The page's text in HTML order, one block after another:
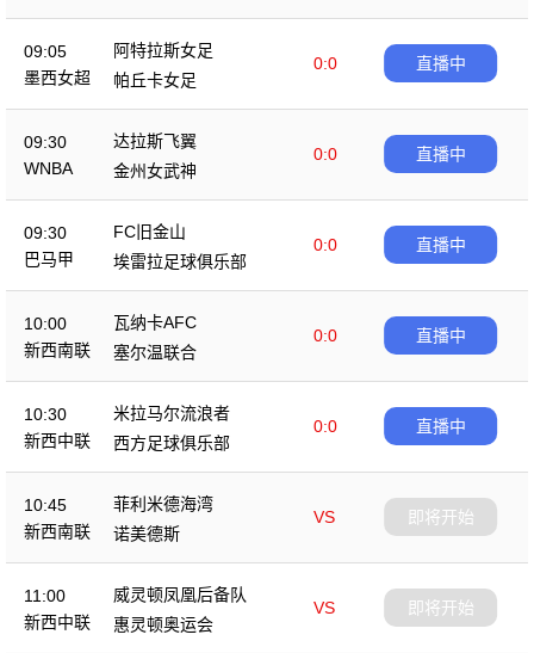
09:05
墨西女超
阿特拉斯女足
0:0
帕丘卡女足
直播中
09:30
WNBA
达拉斯飞翼
0:0
金州女武神
直播中
09:30
巴马甲
FC旧金山
0:0
埃雷拉足球俱乐部
直播中
10:00
新西南联
瓦纳卡AFC
0:0
塞尔温联合
直播中
10:30
新西中联
米拉马尔流浪者
0:0
西方足球俱乐部
直播中
10:45
新西南联
菲利米德海湾
VS
诺美德斯
即将开始
11:00
新西中联
威灵顿凤凰后备队
VS
惠灵顿奥运会
即将开始